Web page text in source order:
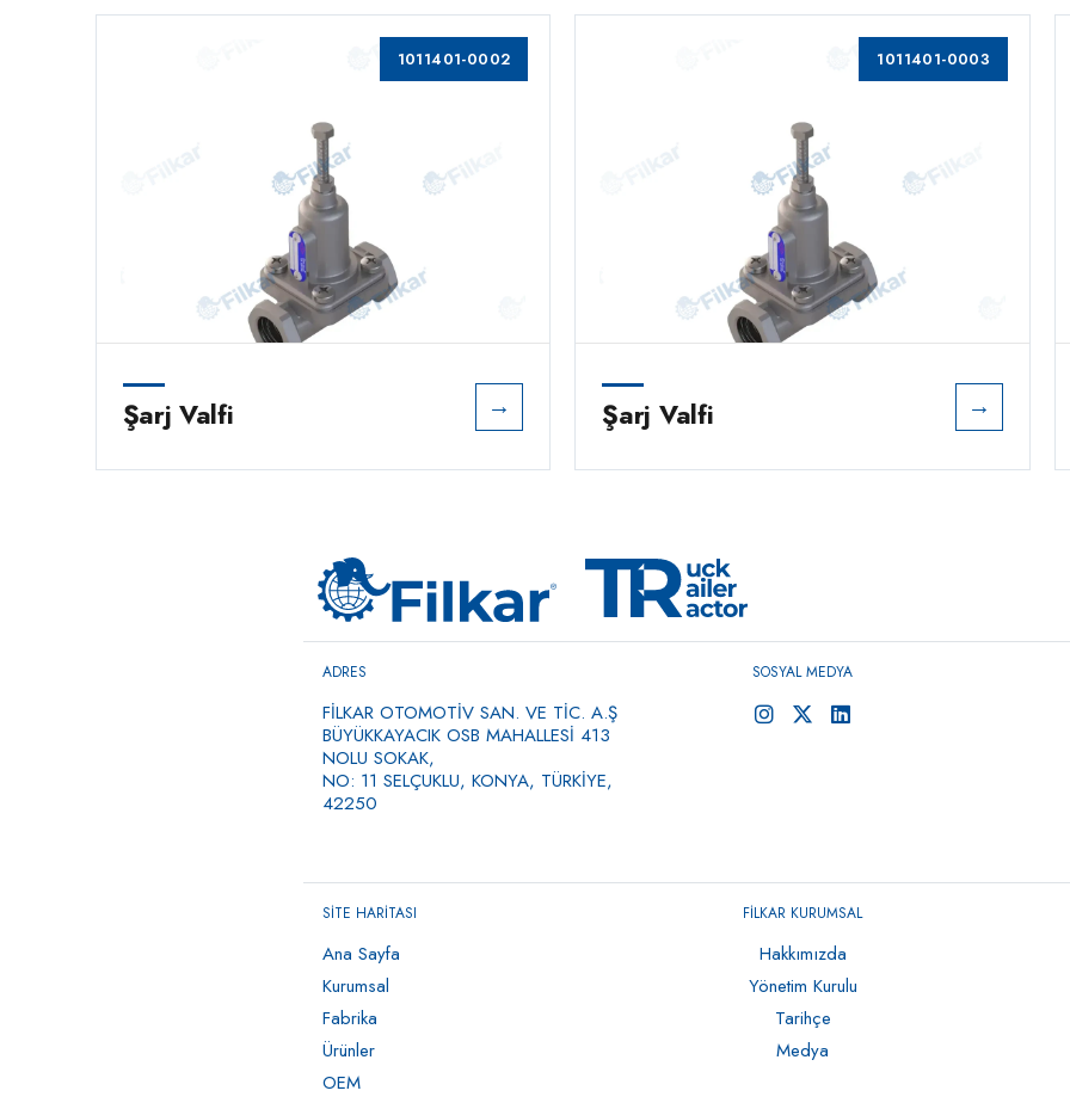
1011401-0002
Şarj Valfi →
1011401-0003
Şarj Valfi →
SOSYAL MEDYA
ADRES
FİLKAR OTOMOTİV SAN. VE TİC. A.Ş
BÜYÜKKAYACIK OSB MAHALLESİ 413
NOLU SOKAK,
NO: 11 SELÇUKLU, KONYA, TÜRKİYE,
42250
SİTE HARİTASI
Ana Sayfa
Kurumsal
Fabrika
Ürünler
OEM
FİLKAR KURUMSAL
Hakkımızda
Yönetim Kurulu
Tarihçe
Medya